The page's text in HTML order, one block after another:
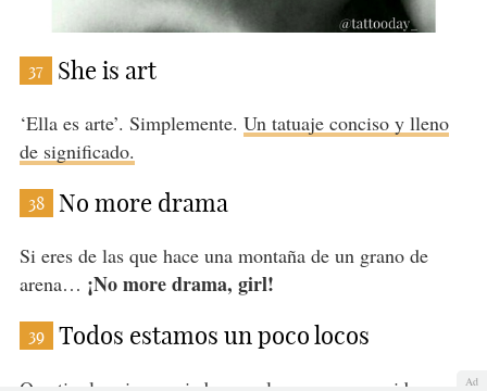
37 She is art
‘Ella es arte’. Simplemente. Un tatuaje conciso y lleno
de significado.
38 No more drama
Si eres de las que hace una montaña de un grano de
arena… ¡No more drama, girl!
39 Todos estamos un poco locos
Ad